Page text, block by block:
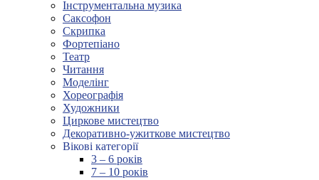
Інструментальна музика
Саксофон
Скрипка
Фортепіано
Театр
Читання
Моделінг
Хореографія
Художники
Циркове мистецтво
Декоративно-ужиткове мистецтво
Вікові категорії
3 – 6 років
7 – 10 років